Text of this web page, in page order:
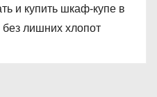
и купить шкаф‑купе в
лишних хлопот